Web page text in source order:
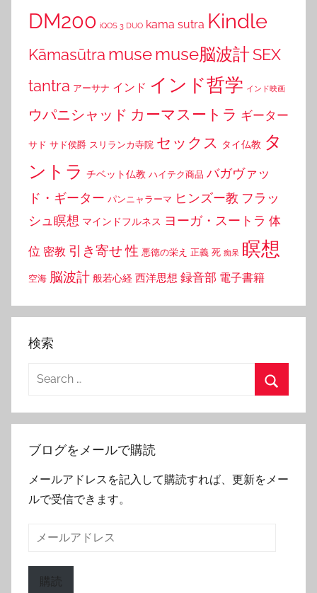
DM200 iQOS 3 DUO kama sutra Kindle
Kāmasūtra musemuse脳波計SEX
tantra アーサナ インド インド哲学 インド映画
ウパニシャッド カーマスートラ ギーター
サド サド侯爵 スリランカ寺院 セックス タイ仏教 タ
ントラ チベット仏教 ハイテク商品 バガヴァッ
ド・ギーター パンニャラーマ ヒンズー教 フラッ
シュ瞑想 マインドフルネス ヨーガ・スートラ 体
位 密教 引き寄せ性 悪徳の栄え 正義 死 痴呆 瞑想
空海 脳波計 般若心経 西洋思想 録音部 電子書籍
検索
Search
ブログをメールで購読
メールアドレスを記入して購読すれば、更新をメー
ルで受信できます。
購読